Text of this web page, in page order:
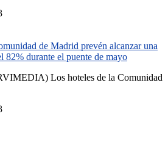
de Madrid prevén alcanzar una
82% durante el puente de mayo
Los hoteles de la Comunidad